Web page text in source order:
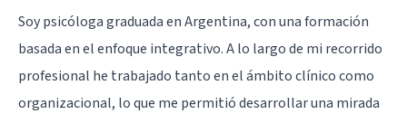
Soy psicóloga graduada en Argentina, con una formación
basada en el enfoque integrativo. A lo largo de mi recorrido
profesional he trabajado tanto en el ámbito clínico como
organizacional, lo que me permitió desarrollar una mirada